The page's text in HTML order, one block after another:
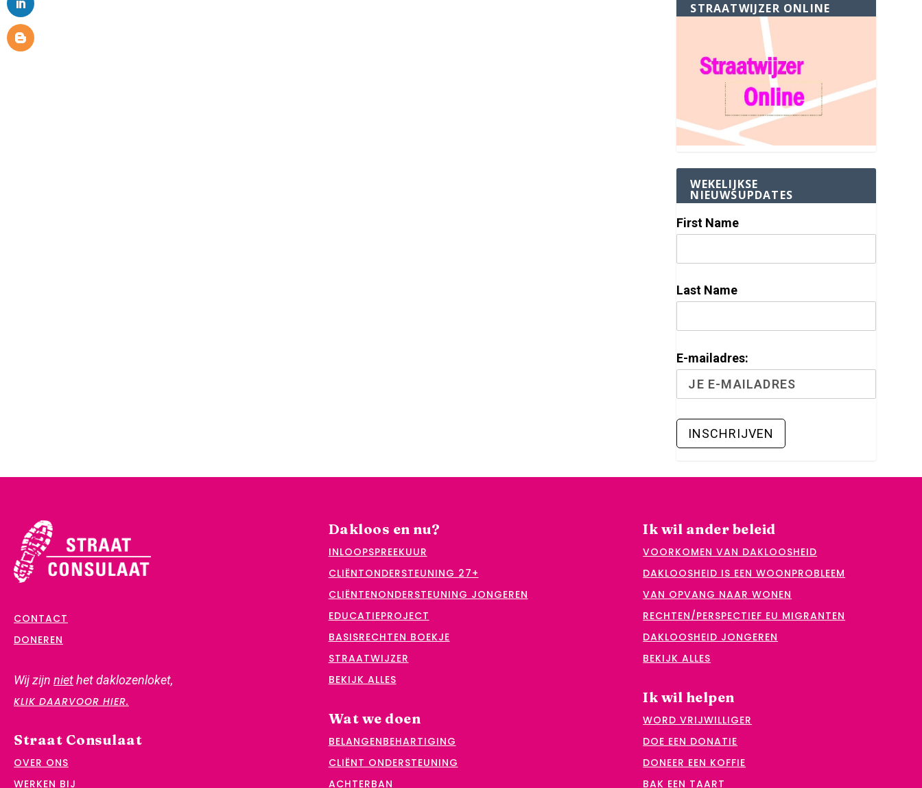
STRAATWIJZER ONLINE
WEKELIJKSE
NIEUWSUPDATES
First Name
Last Name
E-mailadres:
CONTACT
DONEREN
Wij zijn niethet daklozenloket,
KLIK DAARVOOR HIER.
Straat Consulaat
OVER ONS
WERKEN BIJ
Dakloos en nu?
INLOOPSPREEKUUR
CLIËNTONDERSTEUNING 27+
CLIËNTENONDERSTEUNING JONGEREN
EDUCATIEPROJECT
BASISRECHTEN BOEKJE
STRAATWIJZER
BEKIJK ALLES
Wat we doen
BELANGENBEHARTIGING
CLIËNT ONDERSTEUNING
ACHTERBAN
Ik wil ander beleid
VOORKOMEN VAN DAKLOOSHEID
DAKLOOSHEID IS EEN WOONPROBLEEM
VAN OPVANG NAAR WONEN
RECHTEN/PERSPECTIEF EU MIGRANTEN
DAKLOOSHEID JONGEREN
BEKIJK ALLES
Ik wil helpen
WORD VRIJWILLIGER
DOE EEN DONATIE
DONEER EEN KOFFIE
BAK EEN TAART